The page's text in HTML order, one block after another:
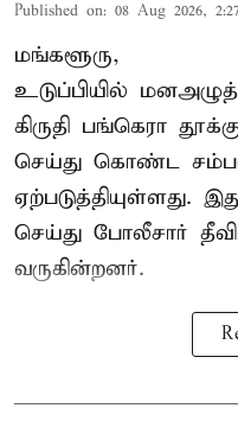
Published on: 08 Aug 2026,
மங்களூரு,
உடுப்பியில்
கிருதி பங்கெரா
செய்து கொண்ட
ஏற்படுத்தியுள்ளது.
செய்து போலீசார்
வருகின்றனர்.